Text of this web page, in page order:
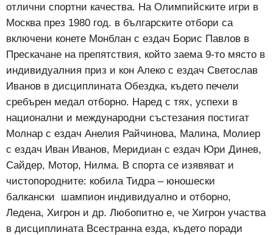
отлични спортни качества. На Олимпийските игри в
Москва през 1980 год. в българските отбори са
включени конете Монблан с ездач Борис Павлов в
Прескачане на препятствия, който заема 9-то място в
индивидуалния приз и кон Алеко с ездач Светослав
Иванов в дисциплината Обездка, където печели
сребърен медал отборно. Наред с тях, успехи в
национални и международни състезания постигат
Молнар с ездач Анелия Райчинова, Малина, Молиер
с ездач Иван Иванов, Меридиан с ездач Юри Динев,
Сайдер, Мотор, Нилма. В спорта се изявяват и
чистопородните: кобила Тидра – юношески
балкански шампион индивидуално и отборно,
Ледена, Хигрон и др. Любопитно е, че Хигрон участва
в дисциплината Всестранна езда, където поради